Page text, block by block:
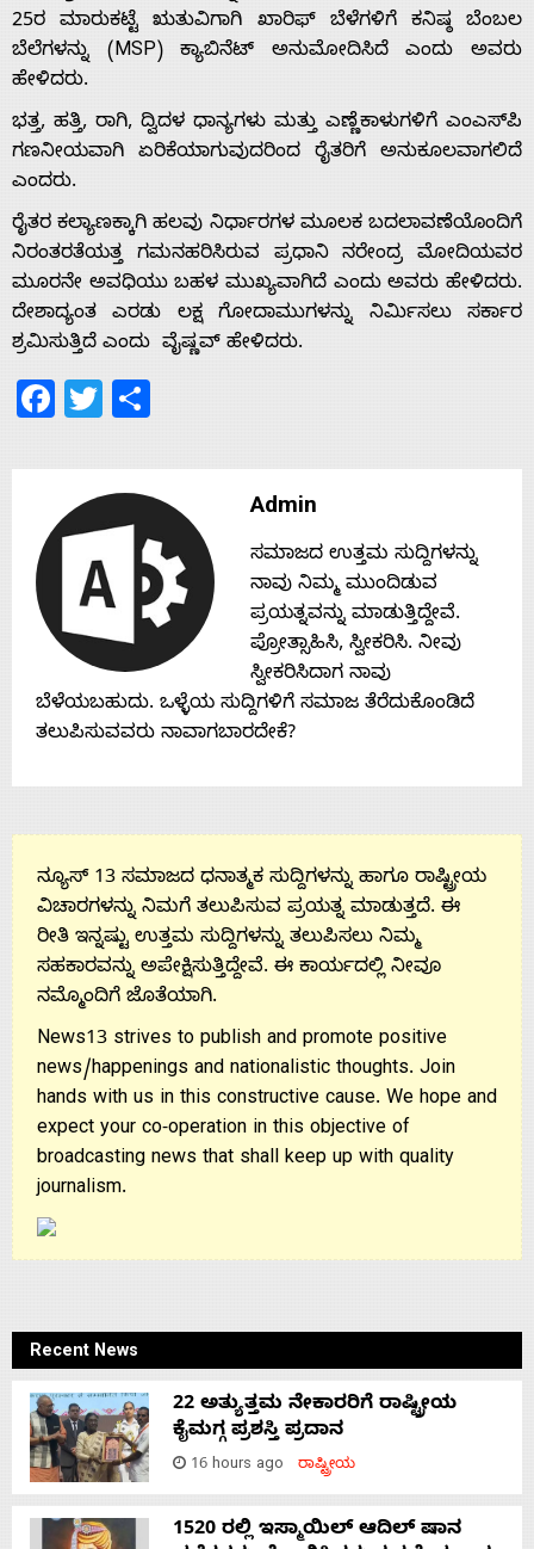
Home
About
Us
Advertise
With
s
Contact
Us
25ರ ಮಾರುಕಟ್ಟೆ ಋತುವಿಗಾಗಿ ಖಾರಿಫ್ ಬೆಳೆಗಳಿಗೆ ಕನಿಷ್ಠ ಬೆಂಬಲ
ಬೆಲೆಗಳನ್ನು (MSP) ಕ್ಯಾಬಿನೆಟ್ ಅನುಮೋದಿಸಿದೆ ಎಂದು ಅವರು
ಹೇಳಿದರು.
ಭತ್ತ, ಹತ್ತಿ, ರಾಗಿ, ದ್ವಿದಳ ಧಾನ್ಯಗಳು ಮತ್ತು ಎಣ್ಣೆಕಾಳುಗಳಿಗೆ ಎಂಎಸ್‌ಪಿ
ಗಣನೀಯವಾಗಿ ಏರಿಕೆಯಾಗುವುದರಿಂದ ರೈತರಿಗೆ ಅನುಕೂಲವಾಗಲಿದೆ
ಎಂದರು.
ರೈತರ ಕಲ್ಯಾಣಕ್ಕಾಗಿ ಹಲವು ನಿರ್ಧಾರಗಳ ಮೂಲಕ ಬದಲಾವಣೆಯೊಂದಿಗೆ
ನಿರಂತರತೆಯತ್ತ ಗಮನಹರಿಸಿರುವ ಪ್ರಧಾನಿ ನರೇಂದ್ರ ಮೋದಿಯವರ
ಮೂರನೇ ಅವಧಿಯು ಬಹಳ ಮುಖ್ಯವಾಗಿದೆ ಎಂದು ಅವರು ಹೇಳಿದರು.
ದೇಶಾದ್ಯಂತ ಎರಡು ಲಕ್ಷ ಗೋದಾಮುಗಳನ್ನು ನಿರ್ಮಿಸಲು ಸರ್ಕಾರ
ಶ್ರಮಿಸುತ್ತಿದೆ ಎಂದು ವೈಷ್ಣವ್ ಹೇಳಿದರು.
Facebook
Twitter
Admin
ಸಮಾಜದ ಉತ್ತಮ ಸುದ್ದಿಗಳನ್ನು
ನಾವು ನಿಮ್ಮ ಮುಂದಿಡುವ
ಪ್ರಯತ್ನವನ್ನು ಮಾಡುತ್ತಿದ್ದೇವೆ.
ಪ್ರೋತ್ಸಾಹಿಸಿ, ಸ್ವೀಕರಿಸಿ. ನೀವು
ಸ್ವೀಕರಿಸಿದಾಗ ನಾವು
ಬೆಳೆಯಬಹುದು. ಒಳ್ಳೆಯ ಸುದ್ದಿಗಳಿಗೆ ಸಮಾಜ ತೆರೆದುಕೊಂಡಿದೆ
ತಲುಪಿಸುವವರು ನಾವಾಗಬಾರದೇಕೆ?
ನ್ಯೂಸ್ 13 ಸಮಾಜದ ಧನಾತ್ಮಕ ಸುದ್ದಿಗಳನ್ನು ಹಾಗೂ ರಾಷ್ಟ್ರೀಯ
ವಿಚಾರಗಳನ್ನು ನಿಮಗೆ ತಲುಪಿಸುವ ಪ್ರಯತ್ನ ಮಾಡುತ್ತದೆ. ಈ
ರೀತಿ ಇನ್ನಷ್ಟು ಉತ್ತಮ ಸುದ್ದಿಗಳನ್ನು ತಲುಪಿಸಲು ನಿಮ್ಮ
ಸಹಕಾರವನ್ನು ಅಪೇಕ್ಷಿಸುತ್ತಿದ್ದೇವೆ. ಈ ಕಾರ್ಯದಲ್ಲಿ ನೀವೂ
ನಮ್ಮೊಂದಿಗೆ ಜೊತೆಯಾಗಿ.
News13 strives to publish and promote positive
news/happenings and nationalistic thoughts. Join
hands with us in this constructive cause. We hope and
expect your co-operation in this objective of
broadcasting news that shall keep up with quality
journalism.
Recent News
22 ಅತ್ಯುತ್ತಮ ನೇಕಾರರಿಗೆ ರಾಷ್ಟ್ರೀಯ
ಕೈಮಗ್ಗ ಪ್ರಶಸ್ತಿ ಪ್ರದಾನ
16 hours ago ರಾಷ್ಟ್ರೀಯ
1520 ರಲ್ಲಿ ಇಸ್ಮಾಯಿಲ್ ಆದಿಲ್ ಷಾನ